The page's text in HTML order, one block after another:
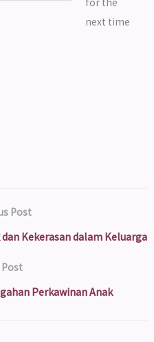
next time
Post
Kekerasan dalam Keluarga
Post
Perkawinan Anak